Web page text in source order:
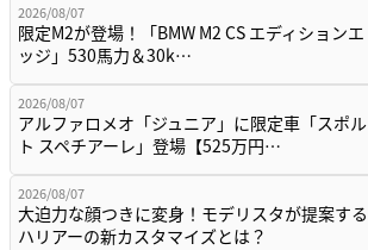
2026/08/07
限定M2が登場！「BMW M2 CS エディションエ
ッジ」530馬力＆30k…
2026/08/07
アルファロメオ「ジュニア」に限定車「スポル
ト スペチアーレ」登場【525万円…
2026/08/07
大迫力な顔つきに変身！モデリスタが提案する
ハリアーの新カスタマイズとは？